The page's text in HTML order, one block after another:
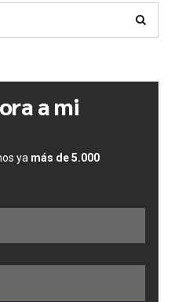
a mi
ya más de 5.000